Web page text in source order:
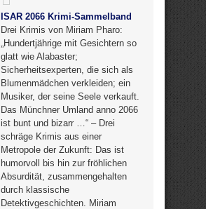
ISAR 2066 Krimi-Sammelband
Drei Krimis von Miriam Pharo:
„Hundertjährige mit Gesichtern so
glatt wie Alabaster;
Sicherheitsexperten, die sich als
Blumenmädchen verkleiden; ein
Musiker, der seine Seele verkauft.
Das Münchner Umland anno 2066
ist bunt und bizarr …“ – Drei
schräge Krimis aus einer
Metropole der Zukunft: Das ist
humorvoll bis hin zur fröhlichen
Absurdität, zusammengehalten
durch klassische
Detektivgeschichten. Miriam